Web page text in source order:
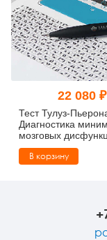
22 080 ₽
Тест Тулуз-
Диагностика
мозговых
(кабинетная
В корзину